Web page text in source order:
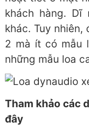
khách hàng.
khác. Tuy nhiên,
2 mà ít có mẫu
những mẫu loa
Tham khảo các
đây